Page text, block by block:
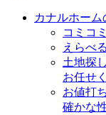
カナルホーム
コミコ
えらべ
土地探
お任せ
お値打
確かな